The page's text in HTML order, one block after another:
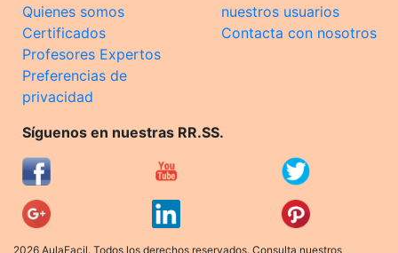
Quienes somos
Certificados
Profesores Expertos
Preferencias de
privacidad
nuestros usuarios
Contacta con nosotros
Síguenos en nuestras RR.SS.
2026 AulaFacil. Todos los derechos reservados. Consulta nuestros